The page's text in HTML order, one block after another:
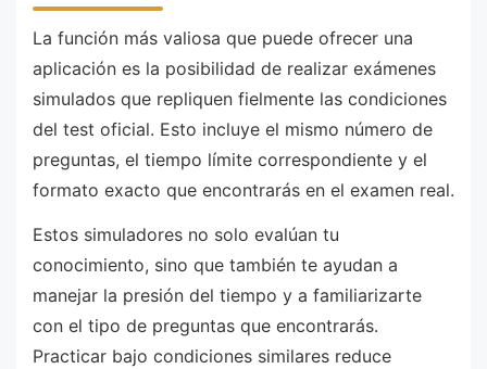
La función más valiosa que puede ofrecer una
aplicación es la posibilidad de realizar exámenes
simulados que repliquen fielmente las condiciones
del test oficial. Esto incluye el mismo número de
preguntas, el tiempo límite correspondiente y el
formato exacto que encontrarás en el examen real.
Estos simuladores no solo evalúan tu
conocimiento, sino que también te ayudan a
manejar la presión del tiempo y a familiarizarte
con el tipo de preguntas que encontrarás.
Practicar bajo condiciones similares reduce